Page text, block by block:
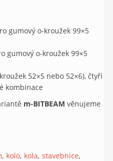
gumový o-kroužek 99×5
gumový o-kroužek 99×5
52×5 nebo 52×6), čtyři
kombinace
m-BITBEAM věnujeme
kolo kola stavebnice